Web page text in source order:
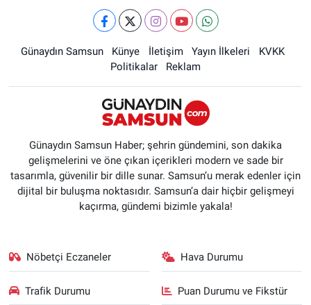
Günaydın Samsun Künye İletişim Yayın İlkeleri
KVKK
Politikalar
Reklam
Günaydın Samsun Haber; şehrin gündemini, son dakika
gelişmelerini ve öne çıkan içerikleri modern ve sade bir
tasarımla, güvenilir bir dille sunar. Samsun’u merak edenler için
dijital bir buluşma noktasıdır. Samsun’a dair hiçbir gelişmeyi
kaçırma, gündemi bizimle yakala!
Nöbetçi Eczaneler Hava Durumu
Trafik Durumu Puan Durumu ve Fikstür